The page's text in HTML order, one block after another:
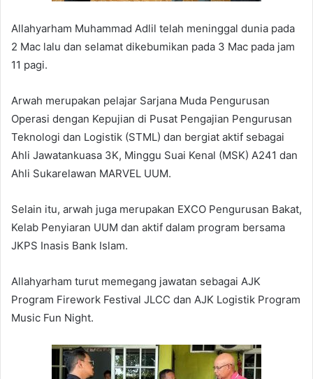
Allahyarham Muhammad Adlil telah meninggal dunia pada
2 Mac lalu dan selamat dikebumikan pada 3 Mac pada jam
11 pagi.
Arwah merupakan pelajar Sarjana Muda Pengurusan
Operasi dengan Kepujian di Pusat Pengajian Pengurusan
Teknologi dan Logistik (STML) dan bergiat aktif sebagai
Ahli Jawatankuasa 3K, Minggu Suai Kenal (MSK) A241 dan
Ahli Sukarelawan MARVEL UUM.
Selain itu, arwah juga merupakan EXCO Pengurusan Bakat,
Kelab Penyiaran UUM dan aktif dalam program bersama
JKPS Inasis Bank Islam.
Allahyarham turut memegang jawatan sebagai AJK
Program Firework Festival JLCC dan ⁠AJK Logistik Program
Music Fun Night.